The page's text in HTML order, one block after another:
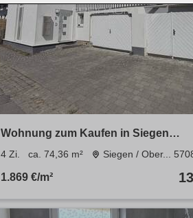
Wohnung zum Kaufen in Siegen
Oberschelden 139.000 € 74.36 m²
4 Zi. ca. 74,36 m² Siegen / Ober...
1.869 €/m²